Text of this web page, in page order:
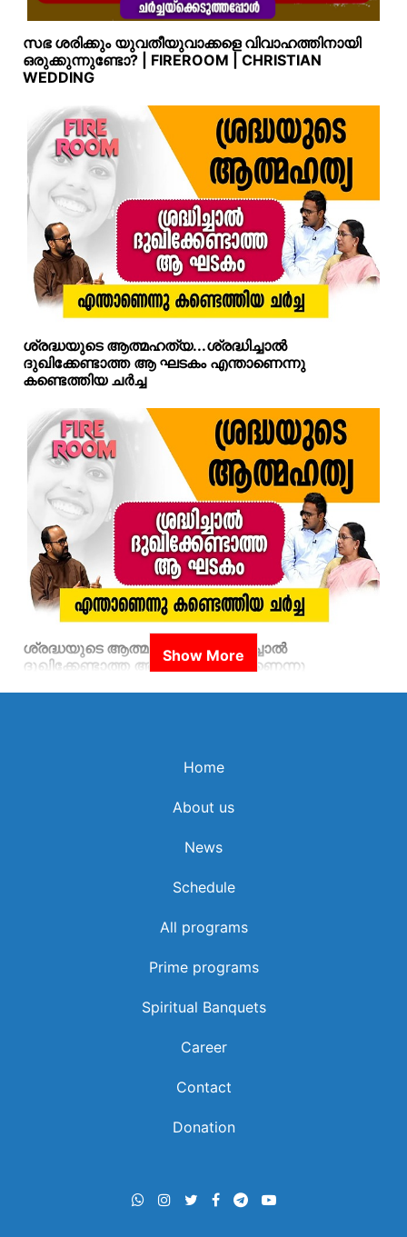
സഭ ശരിക്കും യുവതീയുവാക്കളെ വിവാഹത്തിനായി
ഒരുക്കുന്നുണ്ടോ? | FIREROOM | CHRISTIAN
WEDDING
ശ്രദ്ധയുടെ ആത്മഹത്യ...ശ്രദ്ധിച്ചാല്‍
ദുഖിക്കേണ്ടാത്ത ആ ഘടകം എന്താണെന്നു
കണ്ടെത്തിയ ചര്‍ച്ച
ശ്രദ്ധയുടെ ആത്മഹത്യ...ശ്രദ്ധിച്ചാല്‍
ദുഖിക്കേണ്ടാത്ത ആ ഘടകം എന്താണെന്നു
കുര്‍ബാന ഉള്ള ഐക്യവും തകര്‍ത്തുവോ?
Home
About us
News
Schedule
All programs
Prime programs
Spiritual Banquets
Career
Contact
Donation